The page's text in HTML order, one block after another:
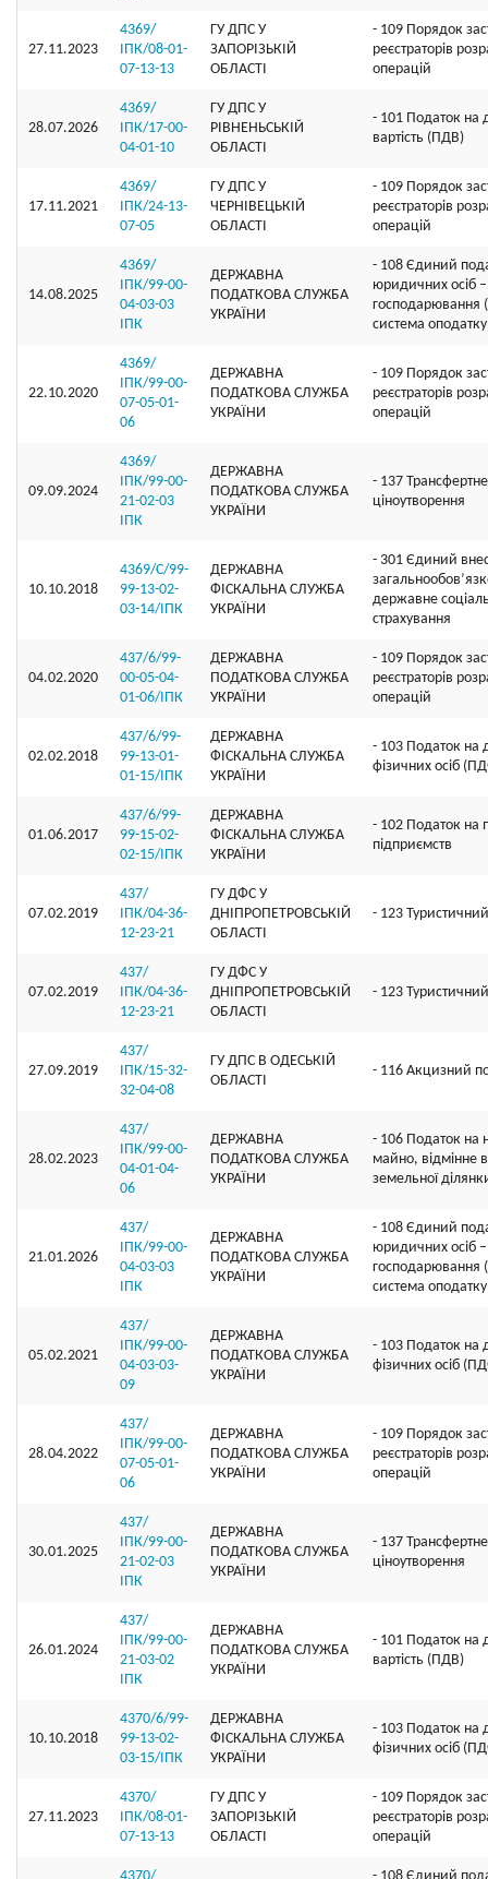
27.11.2023
4369/
ІПК/08-01-
07-13-13
ГУ ДПС У
ЗАПОРІЗЬКІЙ
ОБЛАСТІ
- 109 Порядок
реєстраторів
операцій
28.07.2026
4369/
ІПК/17-00-
04-01-10
ГУ ДПС У
РІВНЕНЬСЬКІЙ
ОБЛАСТІ
- 101 Податок на
вартість (ПДВ)
17.11.2021
4369/
ІПК/24-13-
07-05
ГУ ДПС У
ЧЕРНІВЕЦЬКІЙ
ОБЛАСТІ
- 109 Порядок
реєстраторів
операцій
14.08.2025
4369/
ІПК/99-00-
04-03-03
ІПК
ДЕРЖАВНА
ПОДАТКОВА СЛУЖБА
УКРАЇНИ
- 108 Єдиний
юридичних осіб –
господарювання
система
22.10.2020
4369/
ІПК/99-00-
07-05-01-
06
ДЕРЖАВНА
ПОДАТКОВА СЛУЖБА
УКРАЇНИ
- 109 Порядок
реєстраторів
операцій
09.09.2024
4369/
ІПК/99-00-
21-02-03
ІПК
ДЕРЖАВНА
ПОДАТКОВА СЛУЖБА
УКРАЇНИ
- 137 Трансфертне
ціноутворення
10.10.2018
4369/С/99-
99-13-02-
03-14/ІПК
ДЕРЖАВНА
ФІСКАЛЬНА СЛУЖБА
УКРАЇНИ
- 301 Єдиний
державне
страхування
04.02.2020
437/6/99-
00-05-04-
01-06/ІПК
ДЕРЖАВНА
ПОДАТКОВА СЛУЖБА
УКРАЇНИ
- 109 Порядок
реєстраторів
операцій
02.02.2018
437/6/99-
99-13-01-
01-15/ІПК
ДЕРЖАВНА
ФІСКАЛЬНА СЛУЖБА
УКРАЇНИ
- 103 Податок на
фізичних осіб
01.06.2017
437/6/99-
99-15-02-
02-15/ІПК
ДЕРЖАВНА
ФІСКАЛЬНА СЛУЖБА
УКРАЇНИ
- 102 Податок на
підприємств
07.02.2019
437/
ІПК/04-36-
12-23-21
ГУ ДФС У
ДНIПРОПЕТРОВСЬКIЙ
ОБЛАСТI
- 123 Туристичний
07.02.2019
437/
ІПК/04-36-
12-23-21
ГУ ДФС У
ДНIПРОПЕТРОВСЬКIЙ
ОБЛАСТI
- 123 Туристичний
27.09.2019
437/
ІПК/15-32-
32-04-08
ГУ ДПС В ОДЕСЬКІЙ
ОБЛАСТІ
- 116 Акцизний
28.02.2023
437/
ІПК/99-00-
04-01-04-
06
ДЕРЖАВНА
ПОДАТКОВА СЛУЖБА
УКРАЇНИ
- 106 Податок на
майно, відмінне
земельної
21.01.2026
437/
ІПК/99-00-
04-03-03
ІПК
ДЕРЖАВНА
ПОДАТКОВА СЛУЖБА
УКРАЇНИ
- 108 Єдиний
юридичних осіб –
господарювання
система
05.02.2021
437/
ІПК/99-00-
04-03-03-
09
ДЕРЖАВНА
ПОДАТКОВА СЛУЖБА
УКРАЇНИ
- 103 Податок на
фізичних осіб
28.04.2022
437/
ІПК/99-00-
07-05-01-
06
ДЕРЖАВНА
ПОДАТКОВА СЛУЖБА
УКРАЇНИ
- 109 Порядок
реєстраторів
операцій
30.01.2025
437/
ІПК/99-00-
21-02-03
ІПК
ДЕРЖАВНА
ПОДАТКОВА СЛУЖБА
УКРАЇНИ
- 137 Трансфертне
ціноутворення
26.01.2024
437/
ІПК/99-00-
21-03-02
ІПК
ДЕРЖАВНА
ПОДАТКОВА СЛУЖБА
УКРАЇНИ
- 101 Податок на
вартість (ПДВ)
10.10.2018
4370/6/99-
99-13-02-
03-15/ІПК
ДЕРЖАВНА
ФІСКАЛЬНА СЛУЖБА
УКРАЇНИ
- 103 Податок на
фізичних осіб
27.11.2023
4370/
ІПК/08-01-
07-13-13
ГУ ДПС У
ЗАПОРІЗЬКІЙ
ОБЛАСТІ
- 109 Порядок
реєстраторів
операцій